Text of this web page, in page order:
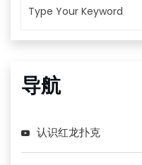
导航
认识红龙扑克